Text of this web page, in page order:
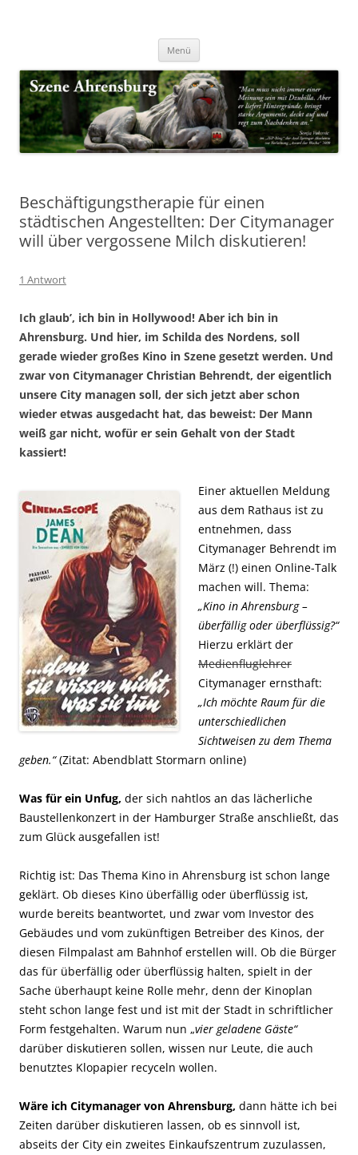
Szene Ahrensburg
Menü
Beschäftigungstherapie für einen
städtischen Angestellten: Der Citymanager
will über vergossene Milch diskutieren!
1 Antwort
Ich glaub’, ich bin in Hollywood! Aber ich bin in
Ahrensburg. Und hier, im Schilda des Nordens, soll
gerade wieder großes Kino in Szene gesetzt werden. Und
zwar von Citymanager Christian Behrendt, der eigentlich
unsere City managen soll, der sich jetzt aber schon
wieder etwas ausgedacht hat, das beweist: Der Mann
weiß gar nicht, wofür er sein Gehalt von der Stadt
kassiert!
Einer aktuellen Meldung
aus dem Rathaus ist zu
entnehmen, dass
Citymanager Behrendt im
März (!) einen Online-Talk
machen will. Thema:
„Kino in Ahrensburg –
überfällig oder überflüssig?“
Hierzu erklärt der
Medienfluglehrer
Citymanager ernsthaft:
„Ich möchte Raum für die
unterschiedlichen
Sichtweisen zu dem Thema
geben.“(Zitat: Abendblatt Stormarn online)
Was für ein Unfug, der sich nahtlos an das lächerliche
Baustellenkonzert in der Hamburger Straße anschließt, das
zum Glück ausgefallen ist!
Richtig ist: Das Thema Kino in Ahrensburg ist schon lange
geklärt. Ob dieses Kino überfällig oder überflüssig ist,
wurde bereits beantwortet, und zwar vom Investor des
Gebäudes und vom zukünftigen Betreiber des Kinos, der
diesen Filmpalast am Bahnhof erstellen will. Ob die Bürger
das für überfällig oder überflüssig halten, spielt in der
Sache überhaupt keine Rolle mehr, denn der Kinoplan
steht schon lange fest und ist mit der Stadt in schriftlicher
Form festgehalten. Warum nun „vier geladene Gäste“
darüber diskutieren sollen, wissen nur Leute, die auch
benutztes Klopapier recyceln wollen.
Wäre ich Citymanager von Ahrensburg, dann hätte ich bei
Zeiten darüber diskutieren lassen, ob es sinnvoll ist,
abseits der City ein zweites Einkaufszentrum zuzulassen,